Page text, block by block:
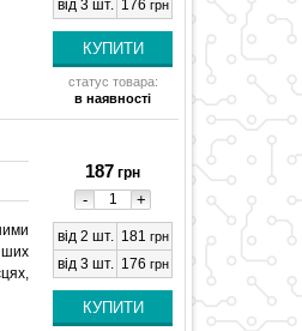
від 3 шт. 176 грн
статус товара:
в наявності
187 грн
- +
від 2 шт. 181 грн
від 3 шт. 176 грн